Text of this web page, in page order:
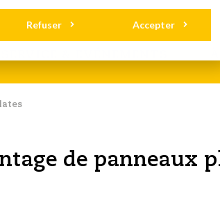
Accepter
Refuser
de panneaux